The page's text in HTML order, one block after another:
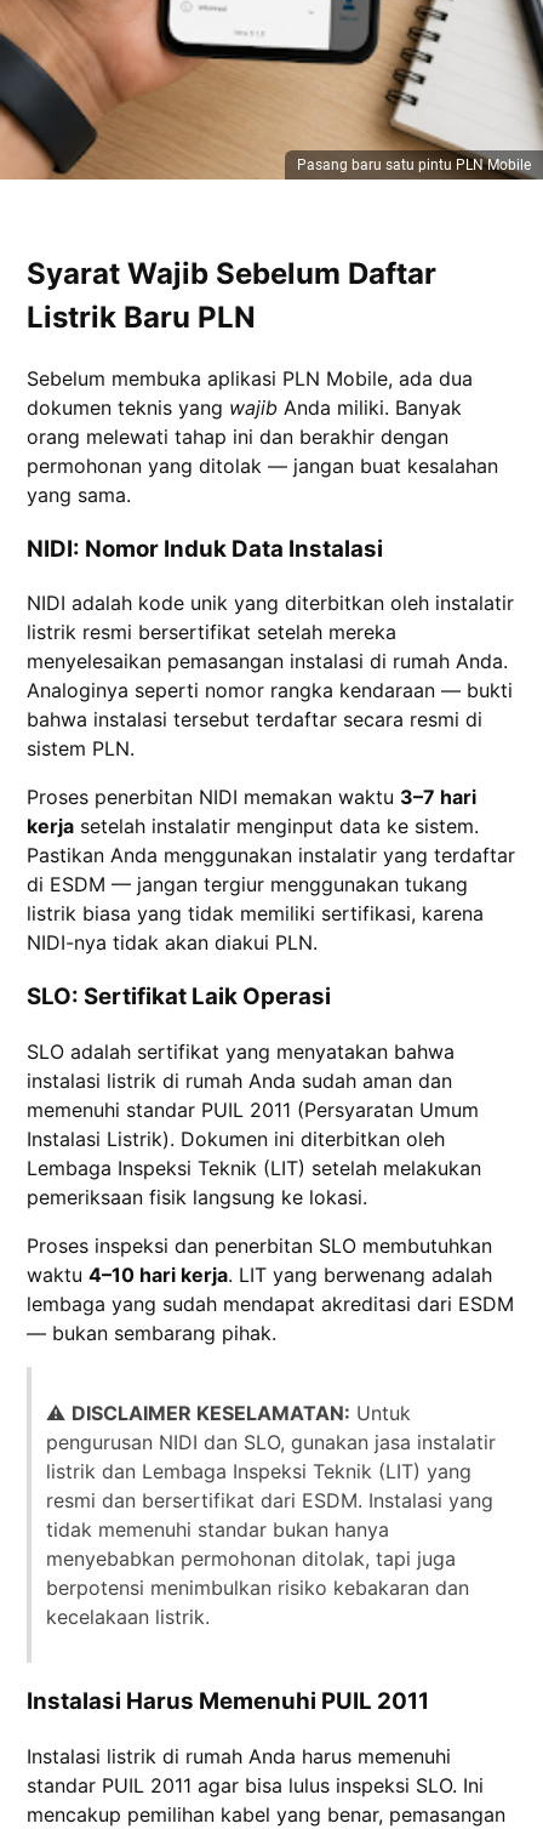
Pasang baru satu pintu PLN Mobile
Syarat Wajib Sebelum Daftar
Listrik Baru PLN
Sebelum membuka aplikasi PLN Mobile, ada dua
dokumen teknis yang wajib Anda miliki. Banyak
orang melewati tahap ini dan berakhir dengan
permohonan yang ditolak — jangan buat kesalahan
yang sama.
NIDI: Nomor Induk Data Instalasi
NIDI adalah kode unik yang diterbitkan oleh instalatir
listrik resmi bersertifikat setelah mereka
menyelesaikan pemasangan instalasi di rumah Anda.
Analoginya seperti nomor rangka kendaraan — bukti
bahwa instalasi tersebut terdaftar secara resmi di
sistem PLN.
Proses penerbitan NIDI memakan waktu 3–7 hari
kerja setelah instalatir menginput data ke sistem.
Pastikan Anda menggunakan instalatir yang terdaftar
di ESDM — jangan tergiur menggunakan tukang
listrik biasa yang tidak memiliki sertifikasi, karena
NIDI-nya tidak akan diakui PLN.
SLO: Sertifikat Laik Operasi
SLO adalah sertifikat yang menyatakan bahwa
instalasi listrik di rumah Anda sudah aman dan
memenuhi standar PUIL 2011 (Persyaratan Umum
Instalasi Listrik). Dokumen ini diterbitkan oleh
Lembaga Inspeksi Teknik (LIT) setelah melakukan
pemeriksaan fisik langsung ke lokasi.
Proses inspeksi dan penerbitan SLO membutuhkan
waktu 4–10 hari kerja. LIT yang berwenang adalah
lembaga yang sudah mendapat akreditasi dari ESDM
— bukan sembarang pihak.
⚠️ DISCLAIMER KESELAMATAN: Untuk
pengurusan NIDI dan SLO, gunakan jasa instalatir
listrik dan Lembaga Inspeksi Teknik (LIT) yang
resmi dan bersertifikat dari ESDM. Instalasi yang
tidak memenuhi standar bukan hanya
menyebabkan permohonan ditolak, tapi juga
berpotensi menimbulkan risiko kebakaran dan
kecelakaan listrik.
Instalasi Harus Memenuhi PUIL 2011
Instalasi listrik di rumah Anda harus memenuhi
standar PUIL 2011 agar bisa lulus inspeksi SLO. Ini
mencakup pemilihan kabel yang benar, pemasangan